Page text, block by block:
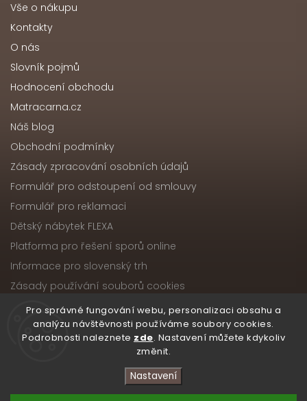
Pro správné fungování webu, personalizaci obsahu a
analýzu návštěvnosti používáme soubory cookies.
Podrobnosti naleznete zde. Nastavení můžete kdykoliv
změnit.
Nastavení
Vše o nákupu
Kontakty
O nás
Slovník pojmů
Hodnocení obchodu
Matracarna.cz
Náš blog
Obchodní podmínky
Zásady zpracování osobních údajů
Formulář pro odstoupení od smlouvy
Formulář pro reklamaci
Dětský nábytek FLEXA
Platforma pro řešení sporů online
Informace pro slovenský trh
Zásady používání souborů cookies
Copyright 2026Nábytek ATIKA, s.r.o.. Všechna práva
vyhrazena.
Upravit nastavení cookies
VytvořilShoptet| DesignShoptak.cz